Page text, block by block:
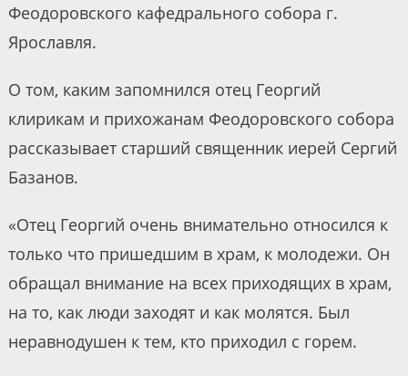
Феодоровского кафедрального собора г.
Ярославля.
О том, каким запомнился отец Георгий
клирикам и прихожанам Феодоровского собора
рассказывает старший священник иерей Сергий
Базанов.
«Отец Георгий очень внимательно относился к
только что пришедшим в храм, к молодежи. Он
обращал внимание на всех приходящих в храм,
на то, как люди заходят и как молятся. Был
неравнодушен к тем, кто приходил с горем.